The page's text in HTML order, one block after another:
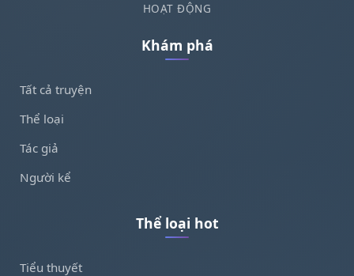
HOẠT ĐỘNG
Khám phá
Tất cả truyện
Thể loại
Tác giả
Người kể
Thể loại hot
Tiểu thuyết